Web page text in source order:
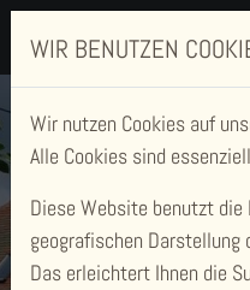
WIR BENUTZEN
Wir nutzen Cookies auf
Alle Cookies sind
Diese Website benutzt die
geografischen Darstellung
Das erleichtert Ihnen die